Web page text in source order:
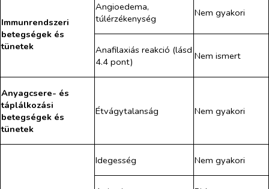
Immunrendszeri
betegségek és
tünetek
Angioedema,
túlérzékenység
Nem gyakori
Anafilaxiás reakció (lásd
4.4 pont)
Nem ismert
Anyagcsere- és
táplálkozási
betegségek és
tünetek
Étvágytalanság Nem gyakori
Idegesség Nem gyakori